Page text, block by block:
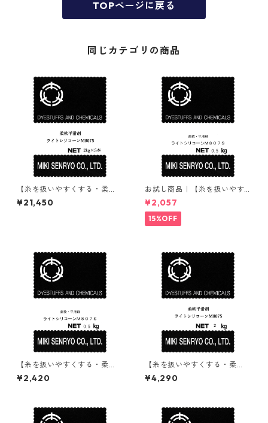
TOPページに戻る
同じカテゴリの商品
【糸を扱いやすくする・柔
軟・平滑剤】｜2kg×5本｜ラ
イトシリコーンM807S
¥21,450
お試し商品｜【糸を扱いやす
くする・柔軟・平滑剤】｜50
0g｜ライトシリコーンM807S
¥2,057
15%OFF
【糸を扱いやすくする・柔
軟・平滑剤】｜500g｜ライト
シリコーンM807S
¥2,420
【糸を扱いやすくする・柔
軟・平滑剤】｜2kg｜ライトシ
リコーンM807S
¥4,290